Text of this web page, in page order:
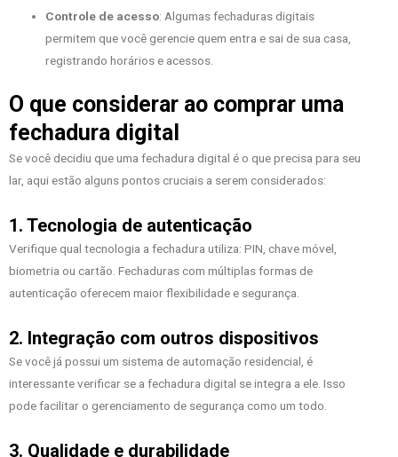
Controle de acesso: Algumas fechaduras digitais
permitem que você gerencie quem entra e sai de sua casa,
registrando horários e acessos.
O que considerar ao comprar uma
fechadura digital
Se você decidiu que uma fechadura digital é o que precisa para seu
lar, aqui estão alguns pontos cruciais a serem considerados:
1. Tecnologia de autenticação
Verifique qual tecnologia a fechadura utiliza: PIN, chave móvel,
biometria ou cartão. Fechaduras com múltiplas formas de
autenticação oferecem maior flexibilidade e segurança.
2. Integração com outros dispositivos
Se você já possui um sistema de automação residencial, é
interessante verificar se a fechadura digital se integra a ele. Isso
pode facilitar o gerenciamento de segurança como um todo.
3. Qualidade e durabilidade